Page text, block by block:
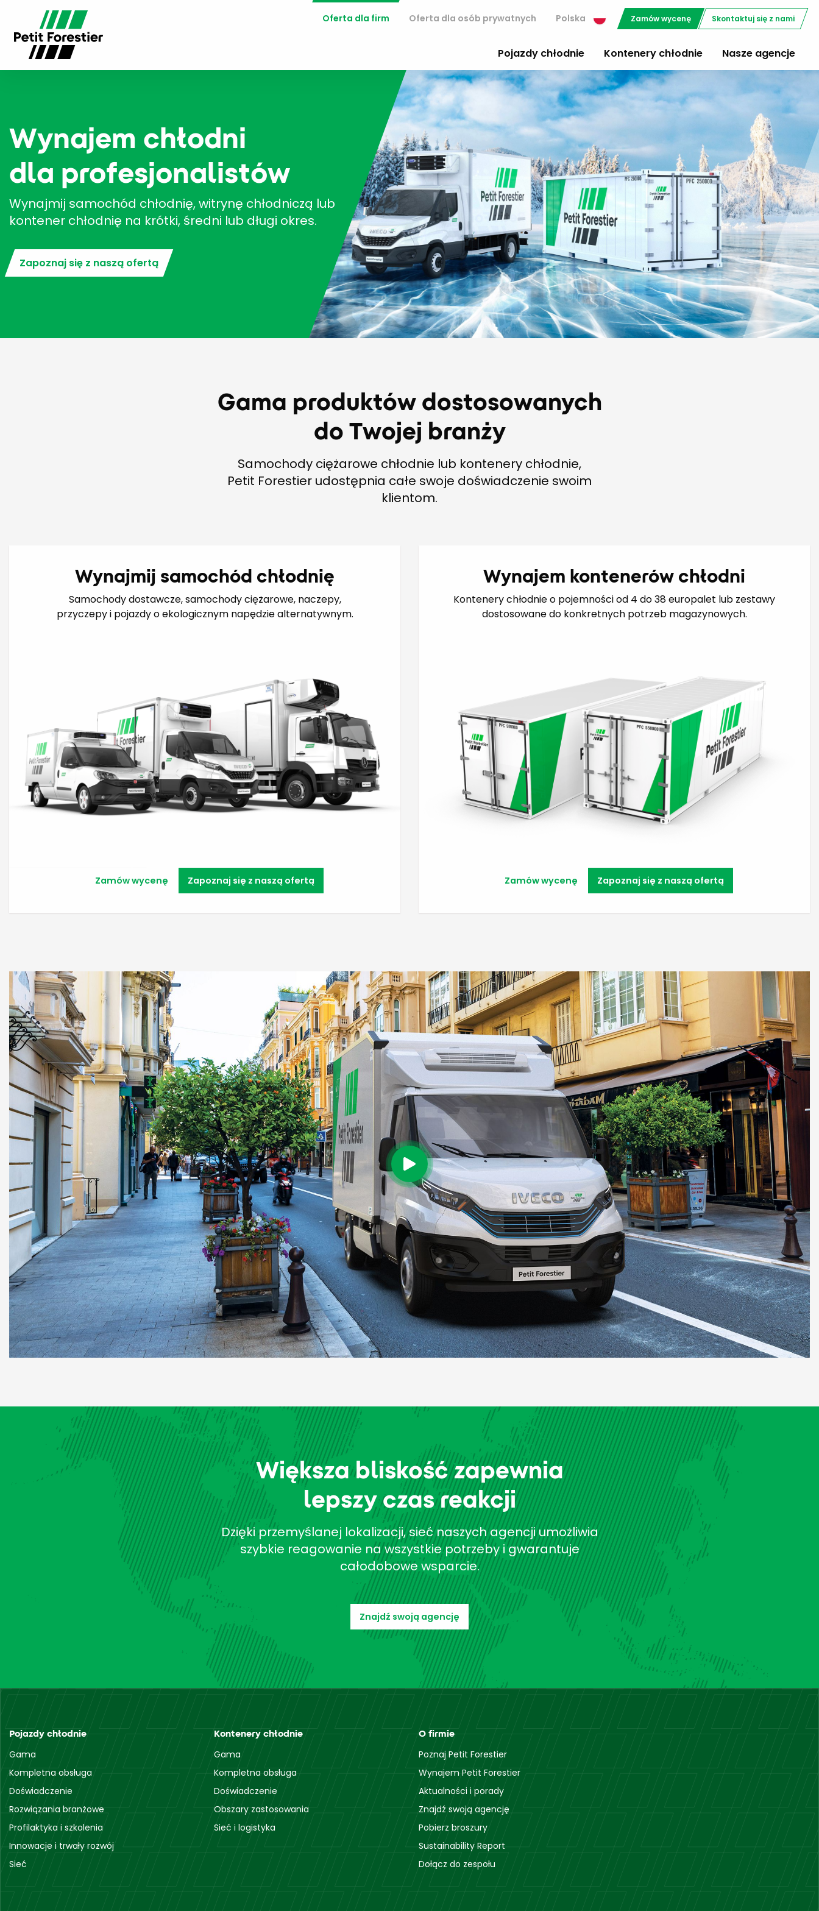
Oferta dla firm Oferta dla osób prywatnych Polska Zamów wycenę Skontaktuj się z nami
Pojazdy chłodnie Kontenery chłodnie Nasze agencje
Wynajem chłodni
dla profesjonalistów
Wynajmij samochód chłodnię, witrynę chłodniczą lub
kontener chłodnię na krótki, średni lub długi okres.
Zapoznaj się z naszą ofertą
Gama produktów dostosowanych
do Twojej branży
Samochody ciężarowe chłodnie lub kontenery chłodnie,
Petit Forestier udostępnia całe swoje doświadczenie swoim
klientom.
Wynajmij samochód chłodnię
Samochody dostawcze, samochody ciężarowe, naczepy,
przyczepy i pojazdy o ekologicznym napędzie alternatywnym.
Zamów wycenę Zapoznaj się z naszą ofertą
Wynajem kontenerów chłodni
Kontenery chłodnie o pojemności od 4 do 38 europalet lub zestawy
dostosowane do konkretnych potrzeb magazynowych.
Zamów wycenę Zapoznaj się z naszą ofertą
Większa bliskość zapewnia
lepszy czas reakcji
Dzięki przemyślanej lokalizacji, sieć naszych agencji umożliwia
szybkie reagowanie na wszystkie potrzeby i gwarantuje
całodobowe wsparcie.
Znajdź swoją agencję
Pojazdy chłodnie
Gama
Kompletna obsługa
Doświadczenie
Rozwiązania branżowe
Profilaktyka i szkolenia
Innowacje i trwały rozwój
Sieć
Kontenery chłodnie
Gama
Kompletna obsługa
Doświadczenie
Obszary zastosowania
Sieć i logistyka
O firmie
Poznaj Petit Forestier
Wynajem Petit Forestier
Aktualności i porady
Znajdź swoją agencję
Pobierz broszury
Sustainability Report
Dołącz do zespołu